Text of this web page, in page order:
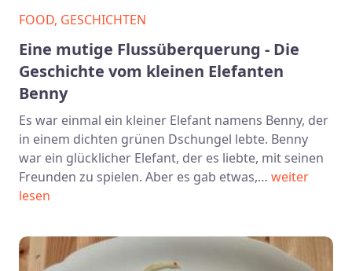
FOOD, GESCHICHTEN
Eine mutige Flussüberquerung - Die
Geschichte vom kleinen Elefanten
Benny
Es war einmal ein kleiner Elefant namens Benny, der
in einem dichten grünen Dschungel lebte. Benny
war ein glücklicher Elefant, der es liebte, mit seinen
Freunden zu spielen. Aber es gab etwas,… weiter
lesen